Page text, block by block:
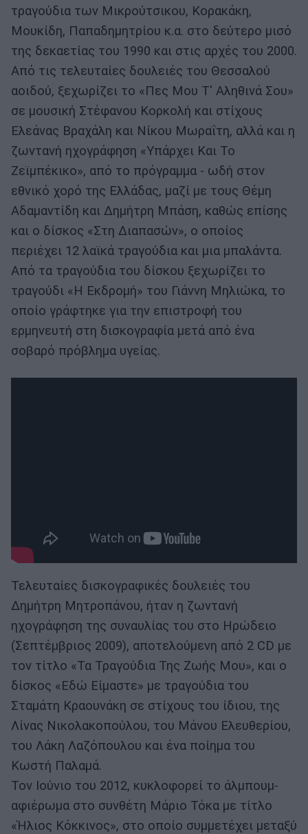
τραγούδια των Μικρούτσικου, Κορακάκη,
Μουκίδη, Παπαδημητρίου κ.α. στο δεύτερο μισό
της δεκαετίας του 1990 και στις αρχές του 2000.
Από τις τελευταίες δουλειές του Θεσσαλού
αοιδού, ξεχωρίζει το «Πες Μου Τ' Αληθινά Σου»
σε μουσική Στέφανου Κορκολή και στίχους
Ελεάνας Βραχάλη και Νίκου Μωραΐτη, αλλά και η
ζωντανή ηχογράφηση «Υπάρχει Και Το
Ζεϊμπέκικο», από το πρόγραμμα - ωδή στον
εθνικό χορό της Ελλάδας, μαζί με τους Θέμη
Αδαμαντίδη και Δημήτρη Μπάση, καθώς επίσης
και ο δίσκος «Στη Διαπασών», ο οποίος
περιέχει 12 λαϊκά τραγούδια και μια μπαλάντα.
Από τα τραγούδια του δίσκου ξεχωρίζει το
τραγούδι «Η Εκδρομή» του Γιάννη Μηλιώκα, το
οποίο γράφτηκε για την επιστροφή του
ερμηνευτή στη δισκογραφία μετά από ένα
σοβαρό πρόβλημα υγείας.
Τελευταίες δισκογραφικές δουλειές του
Δημήτρη Μητροπάνου, ήταν η ζωντανή
ηχογράφηση της συναυλίας του στο Ηρώδειο
(Σεπτέμβριος 2009), αποτελούμενη από 2 CD με
τον τίτλο «Τα Τραγούδια Της Ζωής Μου», και ο
δίσκος «Εδώ Είμαστε» με τραγούδια του
Σταμάτη Κραουνάκη σε στίχους του ίδιου, της
Λίνας Νικολακοπούλου, του Μάνου Ελευθερίου,
του Λάκη Λαζόπουλου και ένα ποίημα του
Κωστή Παλαμά.
Τον Ιούνιο του 2012, κυκλοφορεί το άλμπουμ-
αφιέρωμα στο συνθέτη Μάριο Τόκα με τίτλο
«Ήλιος Κόκκινος», στο οποίο συμμετέχει μεταξύ